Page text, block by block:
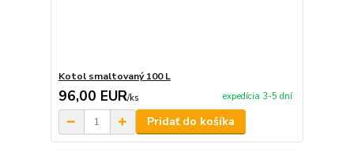
Kotol smaltovaný 100 L
96,00 EUR/ks expedícia 3-5 dní
Pridať do košíka